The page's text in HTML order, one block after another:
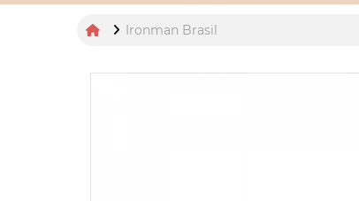
Ironman Brasil